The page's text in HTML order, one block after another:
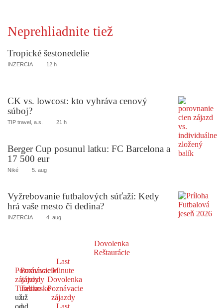
Neprehliadnite tiež
Tropické šestonedelie
INZERCIA 12 h
CK vs. lowcost: kto vyhráva cenový
súboj?
TIP travel, a.s. 21 h
Berger Cup posunul latku: FC Barcelona a
17 500 eur
Niké 5. aug
Vyžrebovanie futbalových súťaží: Kedy
hrá vaše mesto či dedina?
INZERCIA 4. aug
Dovolenka
Reštaurácie
Poznávacie
zájazdy
Turecko
už
Poznávacie
zájazdy
Taliansko
už
Last
Minute
Dovolenka
Poznávacie
zájazdy